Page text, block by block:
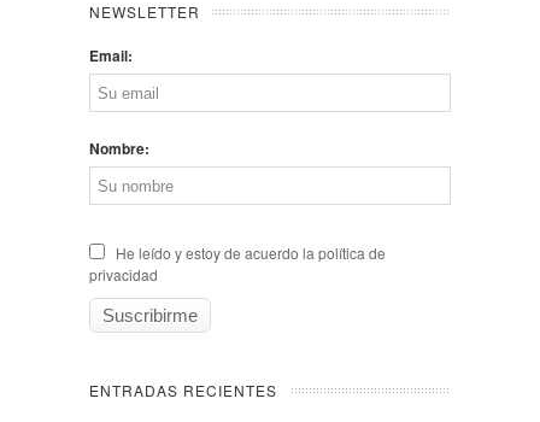
NEWSLETTER
Email:
Nombre:
He leído y estoy de acuerdo la política de
privacidad
ENTRADAS RECIENTES